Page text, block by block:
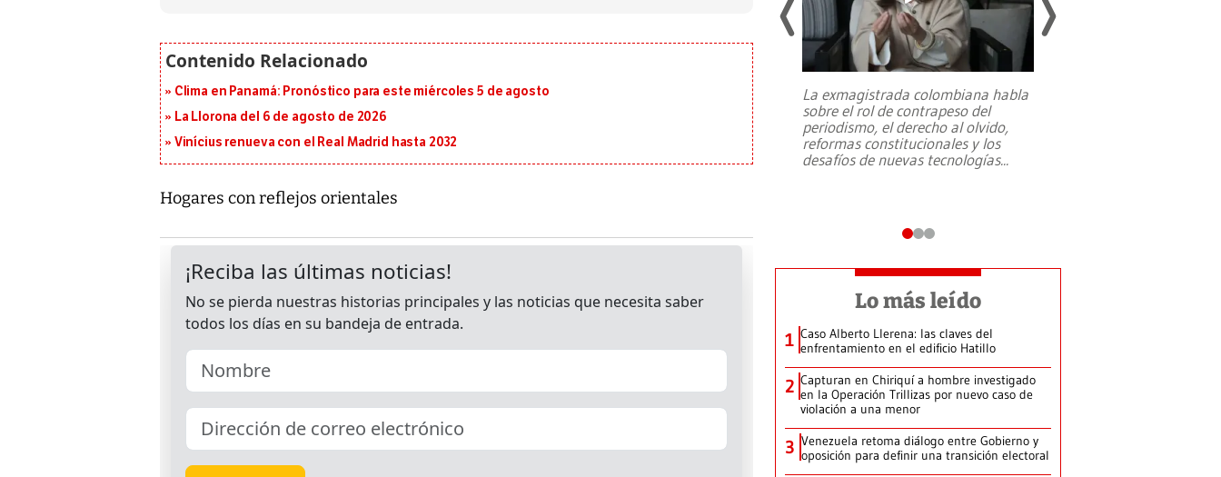
Clima en Panamá: Pronóstico para este miércoles 5 de agosto
La Llorona del 6 de agosto de 2026
Vinícius renueva con el Real Madrid hasta 2032
Hogares con reflejos orientales
Un fuerte terremoto de magnitud
julio en la prefectura de Kumamoto,
al sur de Japón, provocando una
La exmagistrada colombiana habla
sobre el rol de contrapeso del
periodismo, el derecho al olvido,
reformas constitucionales y los
desafíos de nuevas tecnologías...
Lo más leído
1 Caso Alberto Llerena: las claves del
enfrentamiento en el edificio Hatillo
2 Capturan en Chiriquí a hombre investigado
en la Operación Trillizas por nuevo caso de
violación a una menor
3 Venezuela retoma diálogo entre Gobierno y
oposición para definir una transición electoral